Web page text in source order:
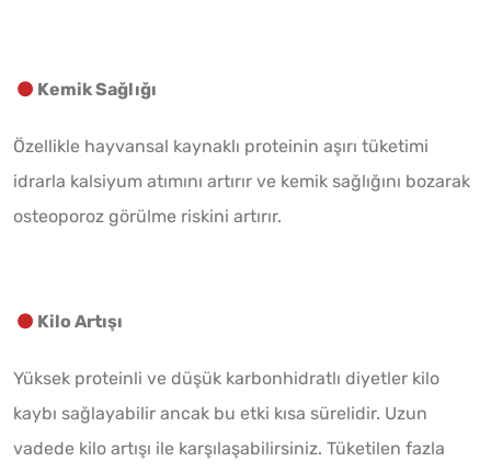
Kemik Sağlığı
Özellikle hayvansal kaynaklı proteinin aşırı tüketimi
idrarla kalsiyum atımını artırır ve kemik sağlığını bozarak
osteoporoz görülme riskini artırır.
Kilo Artışı
Yüksek proteinli ve düşük karbonhidratlı diyetler kilo
kaybı sağlayabilir ancak bu etki kısa sürelidir. Uzun
vadede kilo artışı ile karşılaşabilirsiniz. Tüketilen fazla